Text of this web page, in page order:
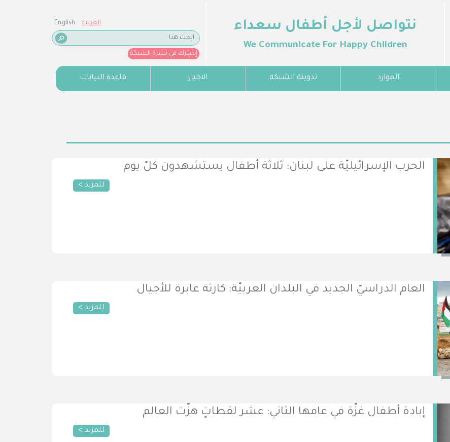
English العربية
إشترك في نشرة الشبكة
نتواصل لأجل أطفال سعداء
We Communicate For Happy Children
قاعدة البيانات الاخبار تدوينة الشبكة الموارد
الحرب الإسرائيليّة على لبنان: ثلاثة أطفال يستشهدون كلّ يوم
للمزيد >
العام الدراسيّ الجديد في البلدان العربيّة: كارثة عابرة للأجيال
للمزيد >
إبادة أطفال غزّة في عامها الثاني: عشر لقطاتٍ هزّت العالم
للمزيد >